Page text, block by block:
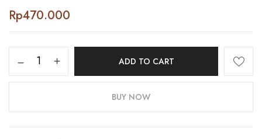
Rp470.000
Tompege
Setelan
ADD TO CART
BUY NOW